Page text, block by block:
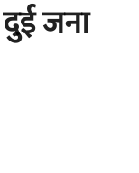
जना